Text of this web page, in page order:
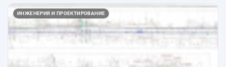
ИНЖЕНЕРИЯ И ПРОЕКТИРОВАНИЕ